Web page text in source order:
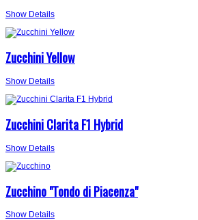
Show Details
Zucchini Yellow
Show Details
Zucchini Clarita F1 Hybrid
Show Details
Zucchino "Tondo di Piacenza"
Show Details